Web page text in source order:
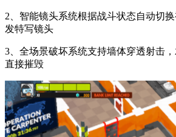
2、智能镜头系统根据战斗状态自动切
发特写镜头
3、全场景破坏系统支持墙体穿透射击
直接摧毁